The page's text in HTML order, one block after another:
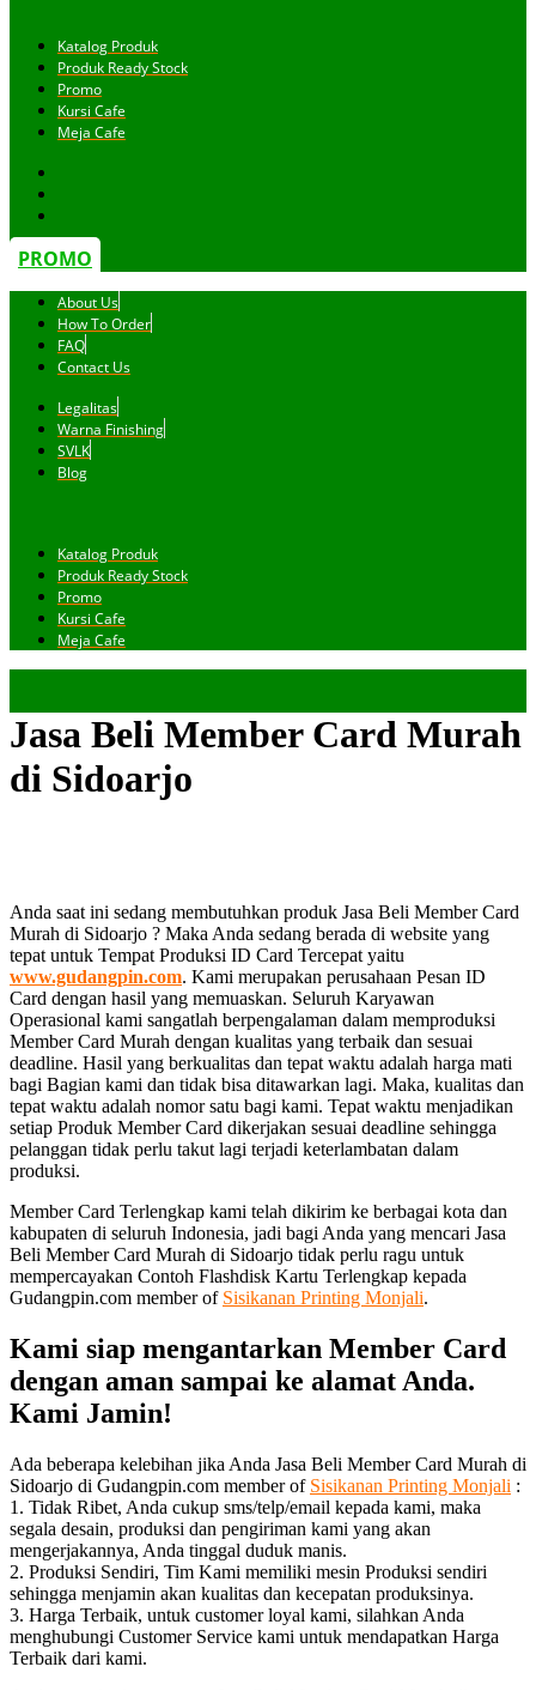
Katalog Produk
Produk Ready Stock
Promo
Kursi Cafe
Meja Cafe
PROMO
About Us
How To Order
FAQ
Contact Us
Legalitas
Warna Finishing
SVLK
Blog
Katalog Produk
Produk Ready Stock
Promo
Kursi Cafe
Meja Cafe
Jasa Beli Member Card Murah
di Sidoarjo
Anda saat ini sedang membutuhkan produk Jasa Beli Member Card
Murah di Sidoarjo ? Maka Anda sedang berada di website yang
tepat untuk Tempat Produksi ID Card Tercepat yaitu
www.gudangpin.com. Kami merupakan perusahaan Pesan ID
Card dengan hasil yang memuaskan. Seluruh Karyawan
Operasional kami sangatlah berpengalaman dalam memproduksi
Member Card Murah dengan kualitas yang terbaik dan sesuai
deadline. Hasil yang berkualitas dan tepat waktu adalah harga mati
bagi Bagian kami dan tidak bisa ditawarkan lagi. Maka, kualitas dan
tepat waktu adalah nomor satu bagi kami. Tepat waktu menjadikan
setiap Produk Member Card dikerjakan sesuai deadline sehingga
pelanggan tidak perlu takut lagi terjadi keterlambatan dalam
produksi.
Member Card Terlengkap kami telah dikirim ke berbagai kota dan
kabupaten di seluruh Indonesia, jadi bagi Anda yang mencari Jasa
Beli Member Card Murah di Sidoarjo tidak perlu ragu untuk
mempercayakan Contoh Flashdisk Kartu Terlengkap kepada
Gudangpin.com member of Sisikanan Printing Monjali.
Kami siap mengantarkan Member Card
dengan aman sampai ke alamat Anda.
Kami Jamin!
Ada beberapa kelebihan jika Anda Jasa Beli Member Card Murah di
Sidoarjo di Gudangpin.com member of Sisikanan Printing Monjali :
1. Tidak Ribet, Anda cukup sms/telp/email kepada kami, maka
segala desain, produksi dan pengiriman kami yang akan
mengerjakannya, Anda tinggal duduk manis.
2. Produksi Sendiri, Tim Kami memiliki mesin Produksi sendiri
sehingga menjamin akan kualitas dan kecepatan produksinya.
3. Harga Terbaik, untuk customer loyal kami, silahkan Anda
menghubungi Customer Service kami untuk mendapatkan Harga
Terbaik dari kami.